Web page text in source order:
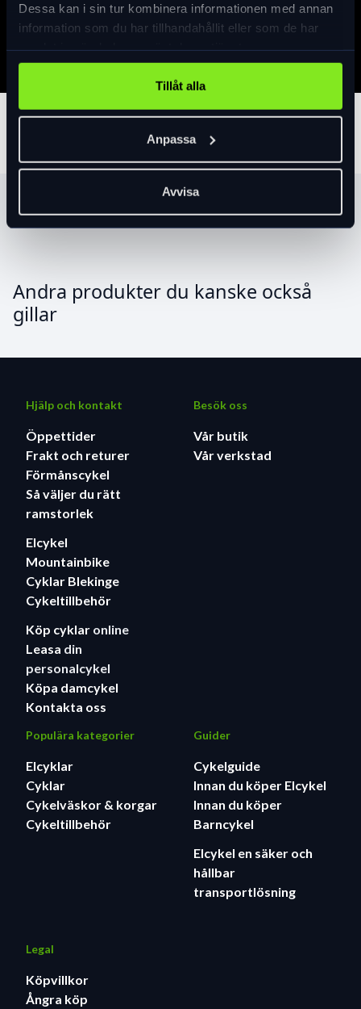
Dessa kan i sin tur kombinera informationen med annan
information som du har tillhandahållit eller som de har
Tillåt alla
Anpassa
Avvisa
Specifikation
Produktrekommendationer
Andra produkter du kanske också
gillar
Hjälp och kontakt
Öppettider
Frakt och returer
Förmånscykel
Så väljer du rätt
ramstorlek
Elcykel
Mountainbike
Cyklar Blekinge
Cykeltillbehör
Köp cyklar online
Leasa din
personalcykel
Köpa damcykel
Kontakta oss
Besök oss
Vår butik
Vår verkstad
Populära kategorier
Elcyklar
Cyklar
Cykelväskor & korgar
Cykeltillbehör
Guider
Cykelguide
Innan du köper Elcykel
Innan du köper
Barncykel
Elcykel en säker och
hållbar
transportlösning
Legal
Köpvillkor
Ångra köp